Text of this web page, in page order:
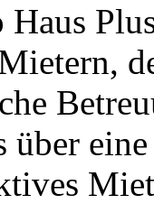
über